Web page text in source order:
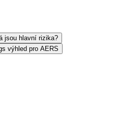
jsou hlavní rizika?
výhled pro AERS